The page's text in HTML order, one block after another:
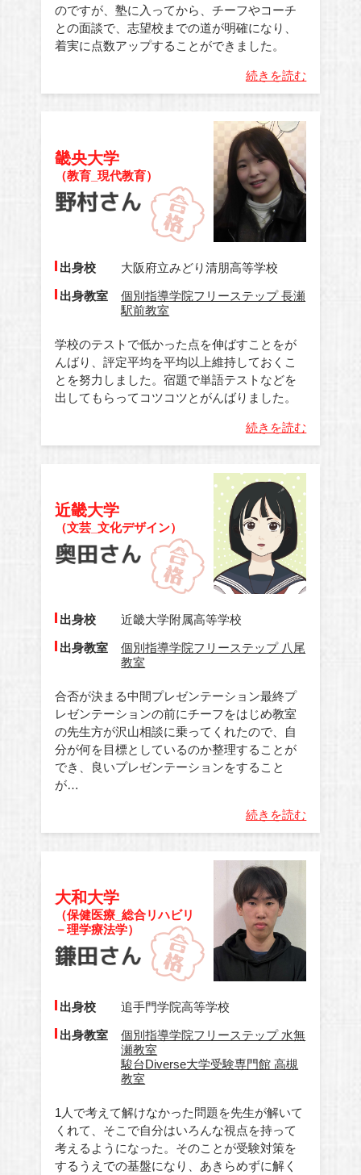
のですが、塾に入ってから、チーフやコーチ
との面談で、志望校までの道が明確になり、
着実に点数アップすることができました。
続きを読む
畿央大学
（教育_現代教育）
出身校 大阪府立みどり清朋高等学校
出身教室
個別指導学院フリーステップ 長瀬
駅前教室
学校のテストで低かった点を伸ばすことをが
んばり、評定平均を平均以上維持しておくこ
とを努力しました。宿題で単語テストなどを
出してもらってコツコツとがんばりました。
続きを読む
近畿大学
（文芸_文化デザイン）
出身校 近畿大学附属高等学校
出身教室
個別指導学院フリーステップ 八尾
教室
合否が決まる中間プレゼンテーション最終プ
レゼンテーションの前にチーフをはじめ教室
の先生方が沢山相談に乗ってくれたので、自
分が何を目標としているのか整理することが
でき、良いプレゼンテーションをすること
が…
続きを読む
大和大学
（保健医療_総合リハビリ
－理学療法学）
出身校 追手門学院高等学校
出身教室
個別指導学院フリーステップ 水無
瀬教室
駿台Diverse大学受験専門館 高槻
教室
1人で考えて解けなかった問題を先生が解いて
くれて、そこで自分はいろんな視点を持って
考えるようになった。そのことが受験対策を
するうえでの基盤になり、あきらめずに解く